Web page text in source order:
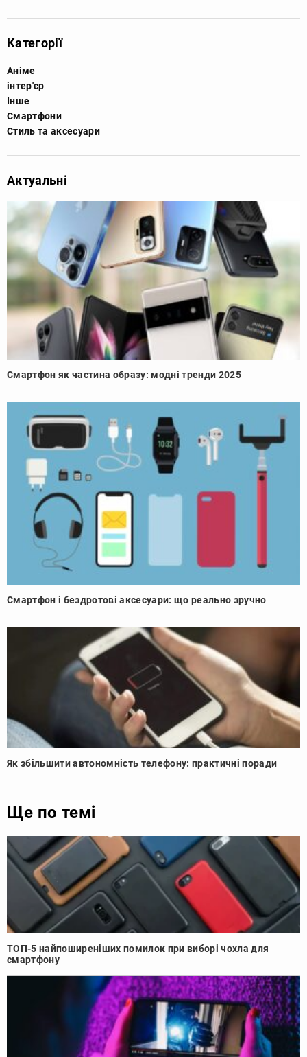
Категорії
Аніме
інтер'єр
Інше
Смартфони
Стиль та аксесуари
Актуальні
Смартфон як частина образу: модні тренди 2025
Смартфон і бездротові аксесуари: що реально зручно
Як збільшити автономність телефону: практичні поради
Ще по темі
ТОП-5 найпоширеніших помилок при виборі чохла для
смартфону